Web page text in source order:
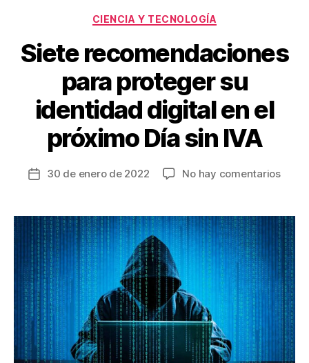
Categorías
CIENCIA Y TECNOLOGÍA
Siete recomendaciones
para proteger su
identidad digital en el
próximo Día sin IVA
Fecha
entrada
30 de enero de 2022 No hay comentariosen
para
su
en
el
Día
sin